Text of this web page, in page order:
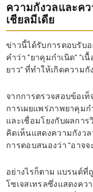
ความกังวลและค
เชียลมีเดีย
ข่าวนี้ได้รับการตอบรับอ
คำว่า "ยาคุมกำเนิด" "เ
ยาว" ที่ทำให้เกิดความกั
จากการตรวจสอบข้อเ
การเผยแพร่ภาพยาคุม
และเชื่อมโยงกับผลการ
คิดเห็นแสดงความกังว
การตอบสนองว่า "อาจ
อย่างไรก็ตาม แบรนด์
โซเจสเทรลซึ่งแสดงค